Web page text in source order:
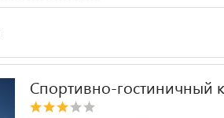
Спортивно-гостиничный